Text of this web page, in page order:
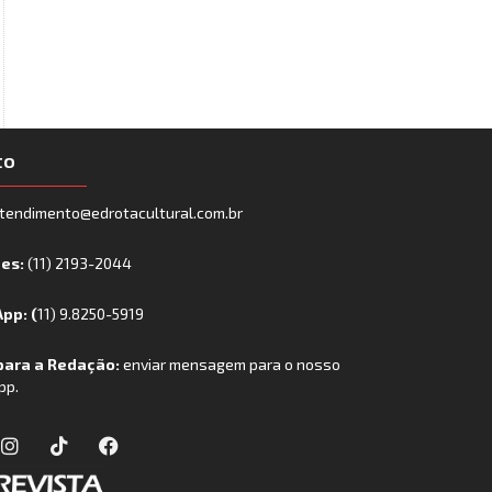
(11) 2193-2044
(11) 9.8250-5919
a Redação:enviar mensagem para o nosso